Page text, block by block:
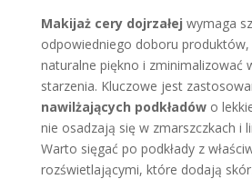
Makijaż cery dojrzałej wymaga
odpowiedniego doboru produktów,
naturalne piękno i zminimalizować
starzenia. Kluczowe jest
nawilżających podkładówo
nie osadzają się w zmarszczkach i
Warto sięgać po podkłady z
rozświetlającymi, które dodają